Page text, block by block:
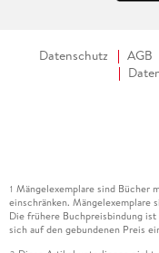
Datenschutz AGB
1 Mängelexemplare sind Bücher
einschränken. Mängelexemplare
Die frühere Buchpreisbindung ist
sich auf den gebundenen Preis